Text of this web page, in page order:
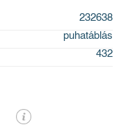
232638
puhatáblás
432